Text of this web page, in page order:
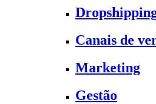
Canais de
Marketing
Gestão